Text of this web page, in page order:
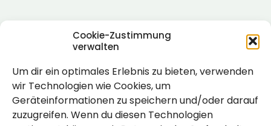
Cookie-Zustimmung
verwalten
Um dir ein optimales Erlebnis zu bieten, verwenden
wir Technologien wie Cookies, um
Geräteinformationen zu speichern und/oder darauf
zuzugreifen. Wenn du diesen Technologien
Rechtlich
Impressum